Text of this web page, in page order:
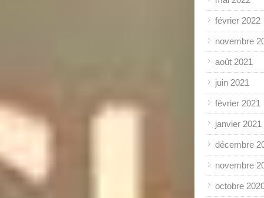
février 2022
novembre
août 2021
juin 2021
février 2021
janvier 2021
décembre
novembre
octobre